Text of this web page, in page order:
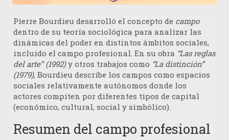
Pierre Bourdieu desarrolló el concepto de campo
dentro de su teoría sociológica para analizar las
dinámicas del poder en distintos ámbitos sociales,
incluido el campo profesional. En su obra “Las reglas
del arte” (1992)y otros trabajos como “La distinción”
(1979), Bourdieu describe los campos como espacios
sociales relativamente autónomos donde los
actores compiten por diferentes tipos de capital
(económico, cultural, social y simbólico).
Resumen del campo profesional